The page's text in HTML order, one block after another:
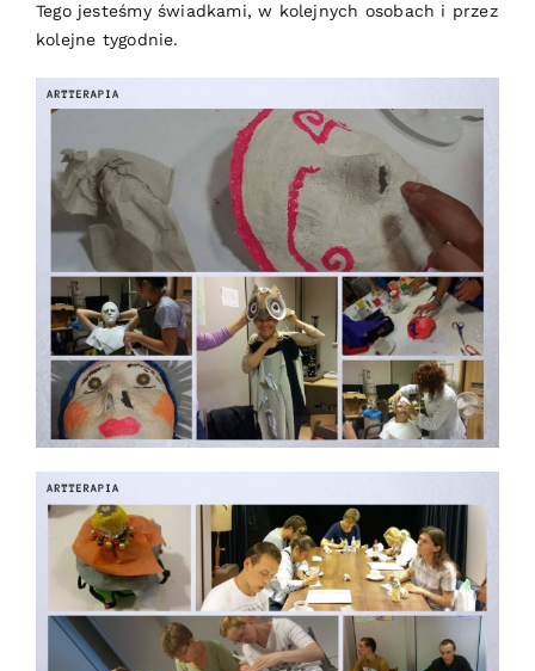
Tego jesteśmy świadkami, w kolejnych osobach i przez
kolejne tygodnie.